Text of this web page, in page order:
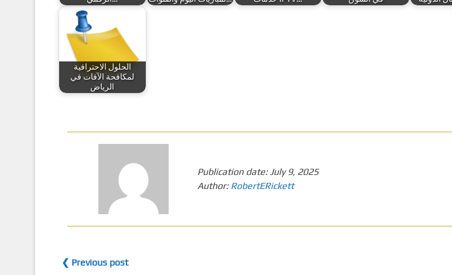
الحلول الاحترافية
لمكافحة الآفات في
الرياض
Publication date:July 9, 2025
Author: RobertERickett
❮ Previous post